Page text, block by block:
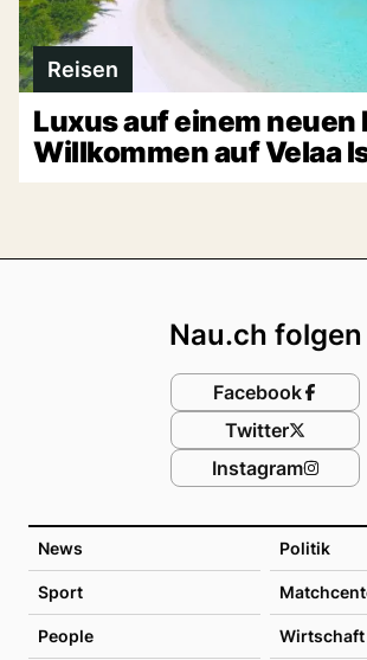
Reisen
Luxus auf einem neuen
Willkommen auf Velaa
News Politik
Sport
People Wirtschaft
Nau.ch folgen
Facebook
Twitter
Instagram